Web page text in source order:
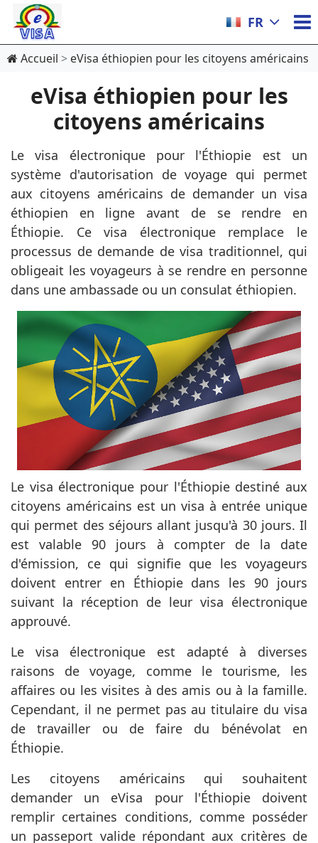
FR
Accueil eVisa éthiopien pour les citoyens américains
eVisa éthiopien pour les
citoyens américains
Le visa électronique pour l'Éthiopie est un
système d'autorisation de voyage qui permet
aux citoyens américains de demander un visa
éthiopien en ligne avant de se rendre en
Éthiopie. Ce visa électronique remplace le
processus de demande de visa traditionnel, qui
obligeait les voyageurs à se rendre en personne
dans une ambassade ou un consulat éthiopien.
Le visa électronique pour l'Éthiopie destiné aux
citoyens américains est un visa à entrée unique
qui permet des séjours allant jusqu'à 30 jours. Il
est valable 90 jours à compter de la date
d'émission, ce qui signifie que les voyageurs
doivent entrer en Éthiopie dans les 90 jours
suivant la réception de leur visa électronique
approuvé.
Le visa électronique est adapté à diverses
raisons de voyage, comme le tourisme, les
affaires ou les visites à des amis ou à la famille.
Cependant, il ne permet pas au titulaire du visa
de travailler ou de faire du bénévolat en
Éthiopie.
Les citoyens américains qui souhaitent
demander un eVisa pour l'Éthiopie doivent
remplir certaines conditions, comme posséder
un passeport valide répondant aux critères de